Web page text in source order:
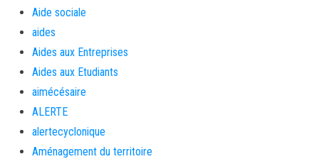
Aide sociale
aides
Aides aux Entreprises
Aides aux Etudiants
aimécésaire
ALERTE
alertecyclonique
Aménagement du territoire